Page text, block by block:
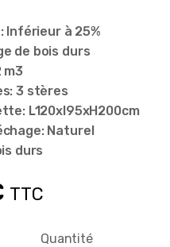
Inférieur à 25%
de bois durs
m3
3 stères
L120xl95xH200cm
Naturel
durs
TTC
Quantité